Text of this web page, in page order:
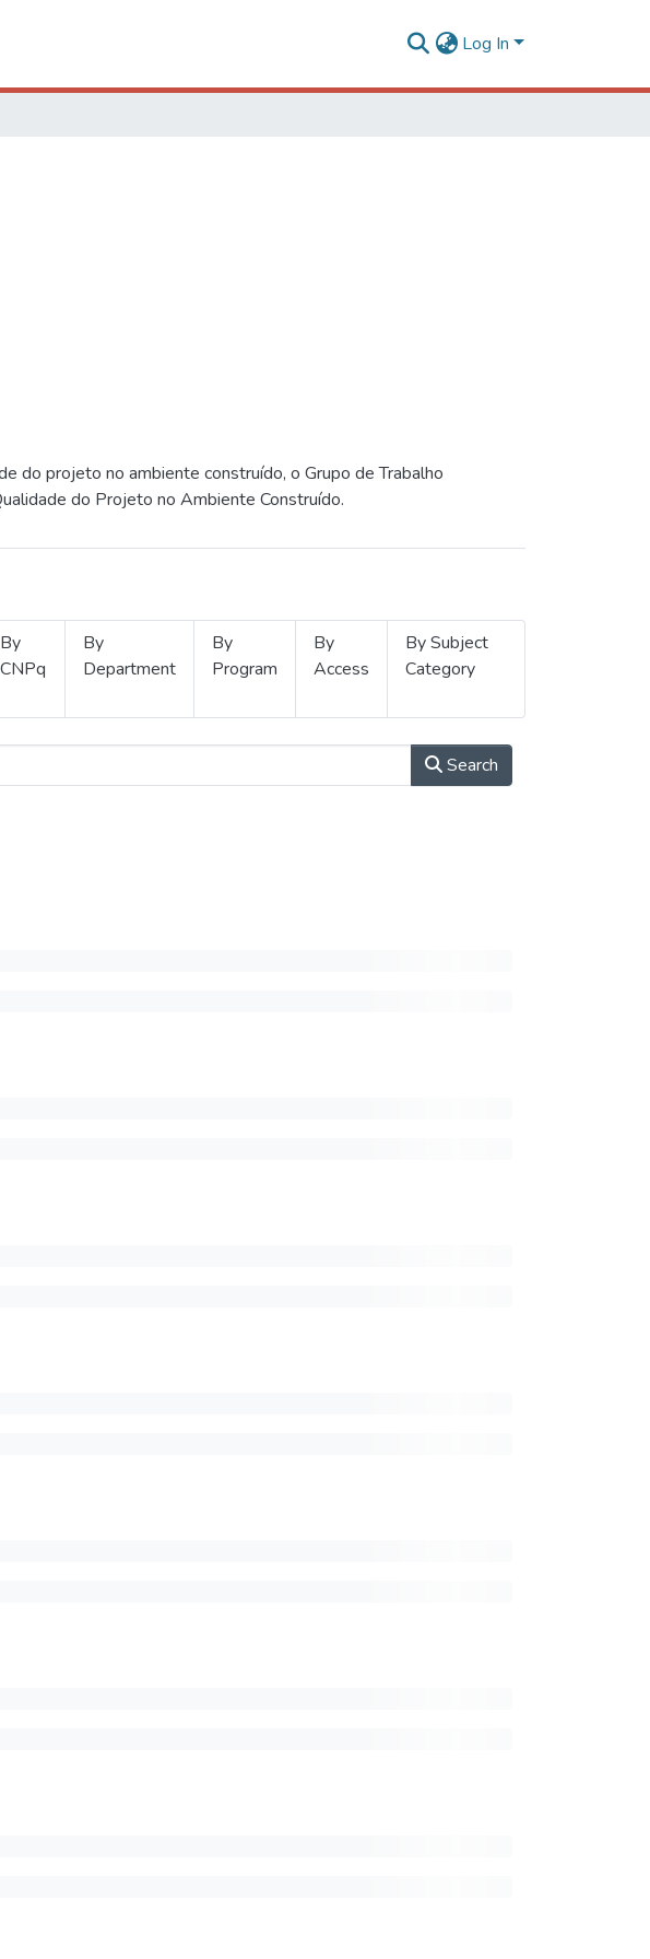
Log In
do projeto no ambiente construído, o Grupo de Trabalho
do Projeto no Ambiente Construído.
By
CNPq
By
Department
By
Program
By
Access
By Subject
Category
Search